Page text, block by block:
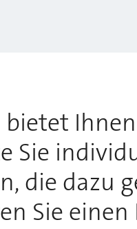
Sie
die dazu
Sie